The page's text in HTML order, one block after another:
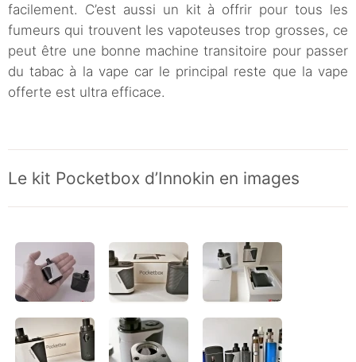
facilement. C’est aussi un kit à offrir pour tous les
fumeurs qui trouvent les vapoteuses trop grosses, ce
peut être une bonne machine transitoire pour passer
du tabac à la vape car le principal reste que la vape
offerte est ultra efficace.
Le kit Pocketbox d’Innokin en images